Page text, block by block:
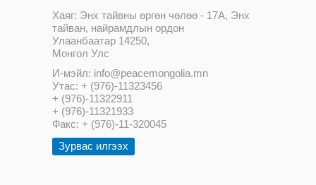
Хаяг: Энх тайвны өргөн чөлөө - 17А, Энх
тайван, найрамдлын ордон
Улаанбаатар 14250,
Монгол Улс
И-мэйл: info@peacemongolia.mn
Утас: + (976)-11323456
+ (976)-11322911
+ (976)-11321933
Факс: + (976)-11-320045
Зурвас илгээх